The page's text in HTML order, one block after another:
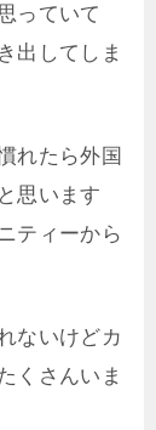
っていて
出してしま
れたら外国
思います
ティーから
ないけどカ
くさんいま